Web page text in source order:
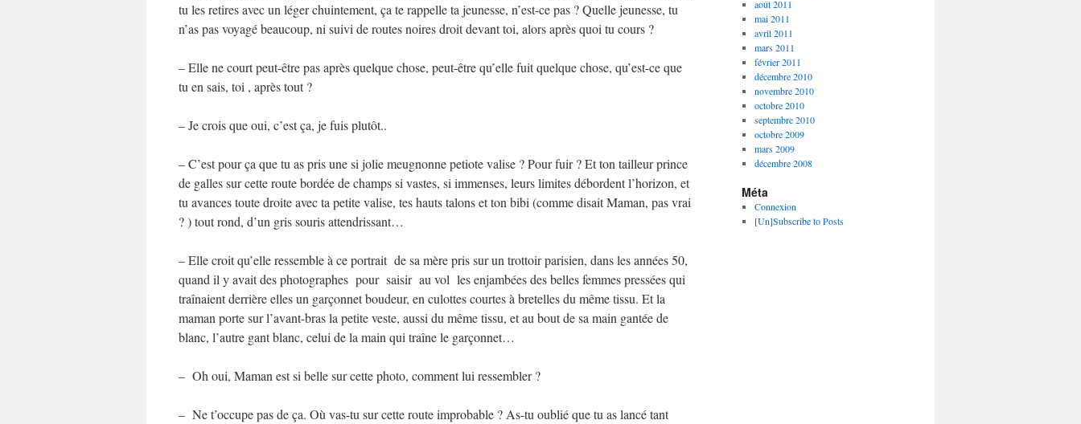
tu les retires avec un léger chuintement, ça te rappelle ta jeunesse, n’est-ce pas ? Quelle jeunesse, tu
n’as pas voyagé beaucoup, ni suivi de routes noires droit devant toi, alors après quoi tu cours ?
– Elle ne court peut-être pas après quelque chose, peut-être qu’elle fuit quelque chose, qu’est-ce que
tu en sais, toi , après tout ?
– Je crois que oui, c’est ça, je fuis plutôt..
– C’est pour ça que tu as pris une si jolie meugnonne petiote valise ? Pour fuir ? Et ton tailleur prince
de galles sur cette route bordée de champs si vastes, si immenses, leurs limites débordent l’horizon, et
tu avances toute droite avec ta petite valise, tes hauts talons et ton bibi (comme disait Maman, pas vrai
? ) tout rond, d’un gris souris attendrissant…
– Elle croit qu’elle ressemble à ce portrait de sa mère pris sur un trottoir parisien, dans les années 50,
quand il y avait des photographes pour saisir au vol les enjambées des belles femmes pressées qui
traînaient derrière elles un garçonnet boudeur, en culottes courtes à bretelles du même tissu. Et la
maman porte sur l’avant-bras la petite veste, aussi du même tissu, et au bout de sa main gantée de
blanc, l’autre gant blanc, celui de la main qui traîne le garçonnet…
– Oh oui, Maman est si belle sur cette photo, comment lui ressembler ?
– Ne t’occupe pas de ça. Où vas-tu sur cette route improbable ? As-tu oublié que tu as lancé tant
août 2011
mai 2011
avril 2011
mars 2011
février 2011
décembre 2010
novembre 2010
octobre 2010
septembre 2010
octobre 2009
mars 2009
décembre 2008
Méta
Connexion
[Un]Subscribe to Posts